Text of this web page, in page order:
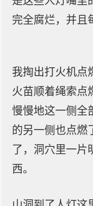
完全腐烂，并且
我掏出打火机点
火苗顺着绳索点
慢慢地这一侧全
的另一侧也点燃
了，洞穴里一
西。